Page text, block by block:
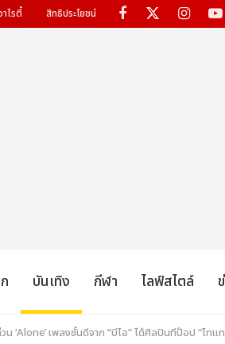
าไรตี้ สิทธิประโยชน์
บันเทิง กีฬา ไลฟ์สไตล์
น ‘Alone’ เพลงชั้นดีจาก “บีไอ” ได้ศิลปินทีป๊อป “